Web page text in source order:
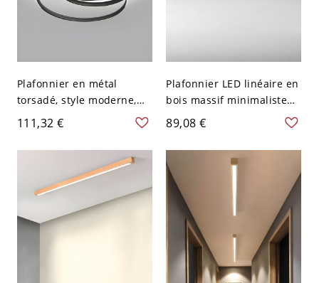
Plafonnier en métal
torsadé, style moderne,
LED, montage affleurant -
Noir 110 V-120 V 45,72 cm
Blanc
111,32 €
Plafonnier LED linéaire en
bois massif minimaliste
scandinave, luminaire
barre affleurant pour
couloir - 110 V-120 V
Gradation à trois niveaux
59,69 cm
89,08 €